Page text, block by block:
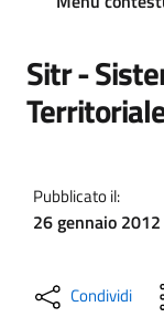
Sitr -
Pubblicato il:
26 gennaio 2012
Condividi